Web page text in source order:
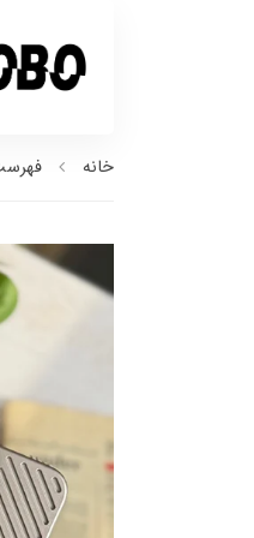
خانه